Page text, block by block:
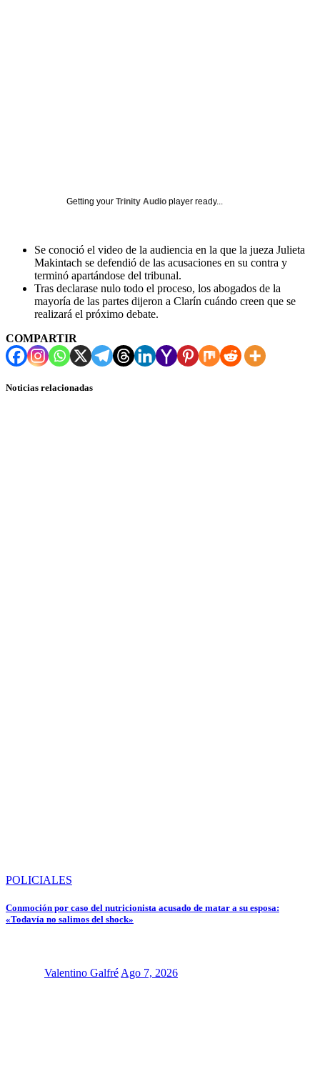
Getting your Trinity Audio player ready...
Se conoció el video de la audiencia en la que la jueza Julieta
Makintach se defendió de las acusaciones en su contra y
terminó apartándose del tribunal.
Tras declarase nulo todo el proceso, los abogados de la
mayoría de las partes dijeron a Clarín cuándo creen que se
realizará el próximo debate.
COMPARTIR
Noticias relacionadas
POLICIALES
Conmoción por caso del nutricionista acusado de matar a su esposa:
«Todavía no salimos del shock»
Valentino Galfré Ago 7, 2026